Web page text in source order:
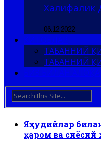
Халифалик
06.12.2022
ТАБАННИЙ
ТАБАННИЙ
Яҳудийлар
ҳаром ва